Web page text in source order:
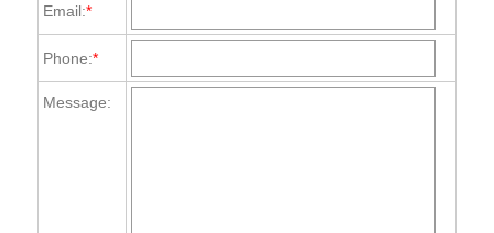
Email:*
Phone:*
Message: